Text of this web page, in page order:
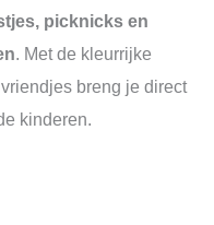
picknicks en
. Met de kleurrijke
breng je direct
kinderen.